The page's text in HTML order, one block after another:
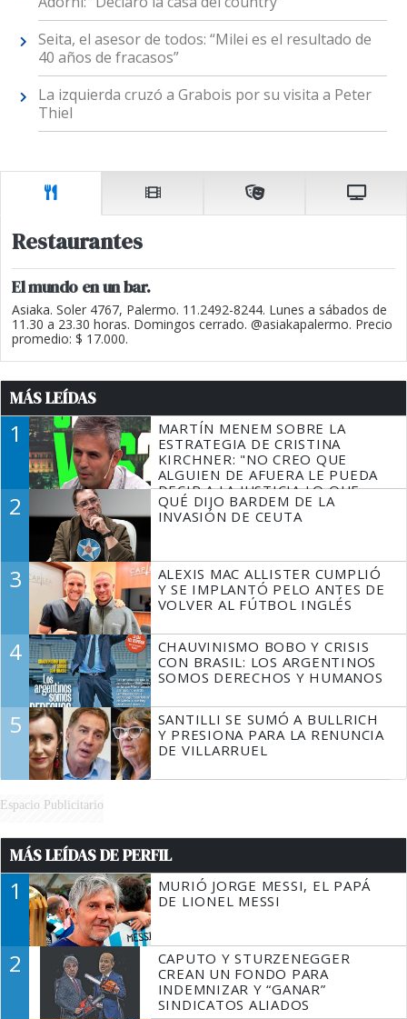
Seita, el asesor de todos: “Milei es el resultado de
40 años de fracasos”
La izquierda cruzó a Grabois por su visita a Peter
Thiel
Restaurantes
El mundo en un bar.
Asiaka. Soler 4767, Palermo. 11.2492-8244. Lunes a sábados de
11.30 a 23.30 horas. Domingos cerrado. @asiakapalermo. Precio
promedio: $ 17.000.
MÁS LEÍDAS
1
MARTÍN MENEM SOBRE LA
ESTRATEGIA DE CRISTINA
KIRCHNER: "NO CREO QUE
ALGUIEN DE AFUERA LE PUEDA
DECIR A LA JUSTICIA LO QUE
TIENE QUE HACER"
2
QUÉ DIJO BARDEM DE LA
INVASIÓN DE CEUTA
3
ALEXIS MAC ALLISTER CUMPLIÓ
Y SE IMPLANTÓ PELO ANTES DE
VOLVER AL FÚTBOL INGLÉS
4
CHAUVINISMO BOBO Y CRISIS
CON BRASIL: LOS ARGENTINOS
SOMOS DERECHOS Y HUMANOS
5
SANTILLI SE SUMÓ A BULLRICH
Y PRESIONA PARA LA RENUNCIA
DE VILLARRUEL
Espacio Publicitario
MÁS LEÍDAS DE PERFIL
1
MURIÓ JORGE MESSI, EL PAPÁ
DE LIONEL MESSI
2
CAPUTO Y STURZENEGGER
CREAN UN FONDO PARA
INDEMNIZAR Y “GANAR”
SINDICATOS ALIADOS